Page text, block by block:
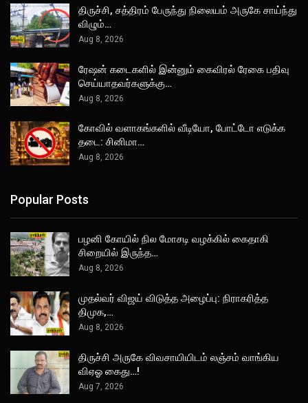
திருச்சி, சத்திரம் பேருந்து நிலையம் அருகே சாய்ந்து
விழும்…
Aug 8, 2026
ரேஷன் கடைகளில் இன்னும் கைவிரல் ரேகை பதிவு
செய்யாதவர்களுக்கு…
Aug 8, 2026
கோவில் வளாகங்களில் வீடியோ, போட்டோ எடுக்க
தடை: சினிமா…
Aug 8, 2026
Popular Posts
பழனி கோயில் நில மோசடி வழக்கில் கைதாகி
சிறையில் இருந்த…
Aug 8, 2026
முதல்வர் விஜய் விடுத்த அழைப்பு: நிராகரித்த
திமுக,…
Aug 8, 2026
திருச்சி அருகே விவசாயியிடம் லஞ்சம் வாங்கிய
விஏஓ கைது…!
Aug 7, 2026